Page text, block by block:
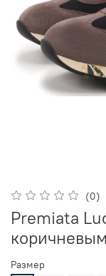
(0)
Premiata
коричневым
Размер